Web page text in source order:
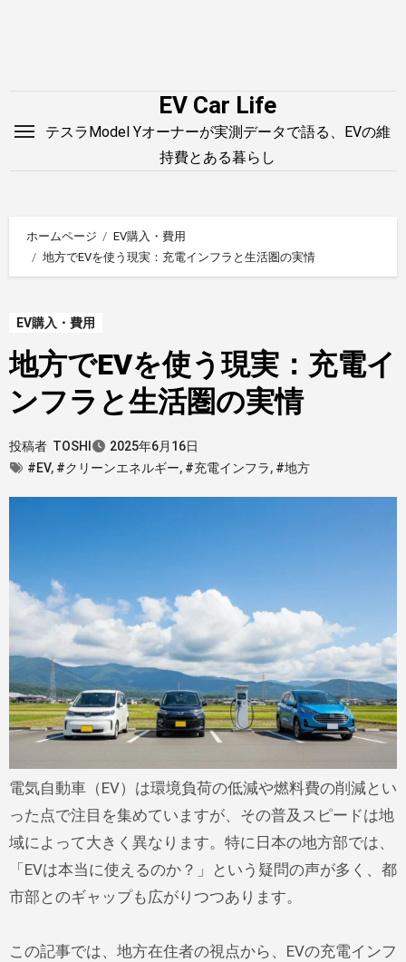
EV Car Life
テスラModel Yオーナーが実測データで語る、EVの維
持費とある暮らし
ホームページ
EV購入・費用
地方でEVを使う現実：充電インフラと生活圏の実情
EV購入・費用
地方でEVを使う現実：充電イ
ンフラと生活圏の実情
投稿者 TOSHI
2025年6月16日
#EV, #クリーンエネルギー, #充電インフラ, #地方
電気自動車（EV）は環境負荷の低減や燃料費の削減とい
った点で注目を集めていますが、その普及スピードは地
域によって大きく異なります。特に日本の地方部では、
「EVは本当に使えるのか？」という疑問の声が多く、都
市部とのギャップも広がりつつあります。
この記事では、地方在住者の視点から、EVの充電インフ